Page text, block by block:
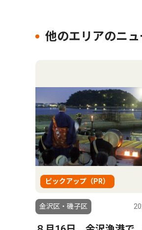
他のエリアのニュ
ピックアップ（PR）
金沢区・磯子区